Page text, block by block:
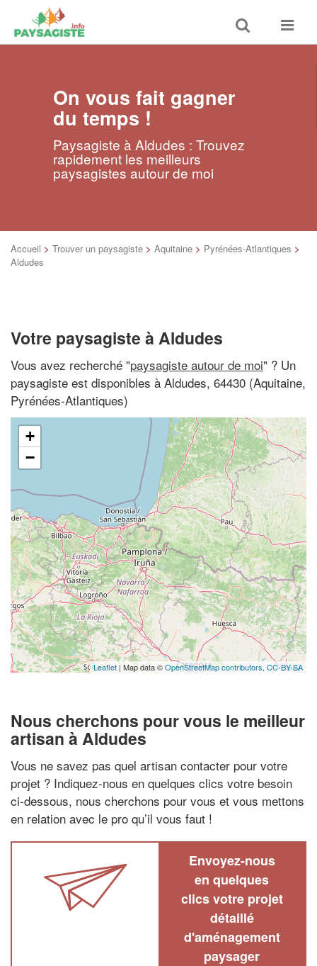
Toggle
search
Toggle
On vous fait gagner
du temps !
Paysagiste à Aldudes : Trouvez
rapidement les meilleurs
paysagistes autour de moi
Accueil > Trouver un paysagiste > Aquitaine > Pyrénées-Atlantiques >
Aldudes
Votre paysagiste à Aldudes
Vous avez recherché "paysagiste autour de moi" ? Un
paysagiste est disponibles à Aldudes, 64430 (Aquitaine,
Pyrénées-Atlantiques)
+
−
Leaflet | Map data ©OpenStreetMap contributors, CC-BY-SA
Nous cherchons pour vous le meilleur
artisan à Aldudes
Vous ne savez pas quel artisan contacter pour votre
projet ? Indiquez-nous en quelques clics votre besoin
ci-dessous, nous cherchons pour vous et vous mettons
en relation avec le pro qu’il vous faut !
Envoyez-nous
en quelques
clics votre projet
détaillé
d'aménagement
paysager